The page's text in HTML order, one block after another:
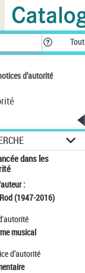
Tout
d’autorité
dans les
:
(1947-2016)
musical
d’autorité